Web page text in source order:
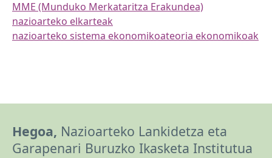
MME (Munduko Merkataritza Erakundea)
nazioarteko elkarteak
nazioarteko sistema ekonomikoateoria ekonomikoak
Hegoa, Nazioarteko Lankidetza eta
Garapenari Buruzko Ikasketa Institutua